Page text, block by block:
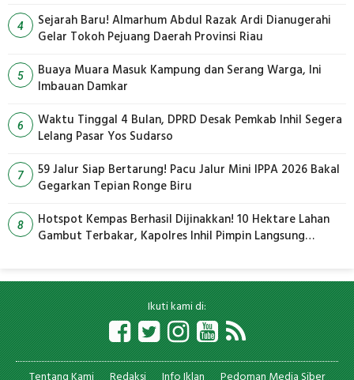
4
Sejarah Baru! Almarhum Abdul Razak Ardi Dianugerahi
Gelar Tokoh Pejuang Daerah Provinsi Riau
5
Buaya Muara Masuk Kampung dan Serang Warga, Ini
Imbauan Damkar
6
Waktu Tinggal 4 Bulan, DPRD Desak Pemkab Inhil Segera
Lelang Pasar Yos Sudarso
7
59 Jalur Siap Bertarung! Pacu Jalur Mini IPPA 2026 Bakal
Gegarkan Tepian Ronge Biru
8
Hotspot Kempas Berhasil Dijinakkan! 10 Hektare Lahan
Gambut Terbakar, Kapolres Inhil Pimpin Langsung
Ikuti kami di: